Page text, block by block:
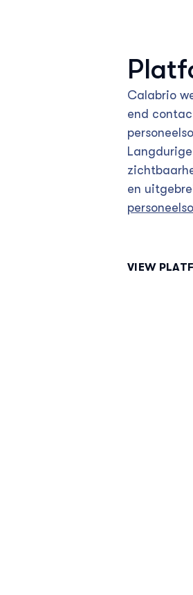
Calabrio
end
en
VIEW